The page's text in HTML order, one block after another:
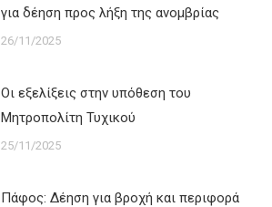
για δέηση προς λήξη της ανομβρίας
26/11/2025
Οι εξελίξεις στην υπόθεση του
Μητροπολίτη Τυχικού
25/11/2025
Πάφος: Δέηση για βροχή και περιφορά